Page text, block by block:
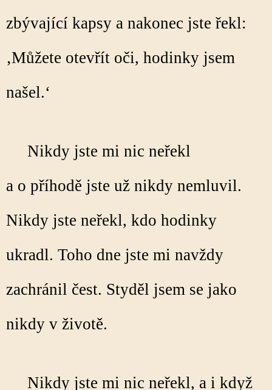
zbývající kapsy a nakonec jste řekl:
‚Můžete otevřít oči, hodinky jsem
našel.‘
Nikdy jste mi nic neřekl
a o příhodě jste už nikdy nemluvil.
Nikdy jste neřekl, kdo hodinky
ukradl. Toho dne jste mi navždy
zachránil čest. Styděl jsem se jako
nikdy v životě.
Nikdy jste mi nic neřekl, a i když